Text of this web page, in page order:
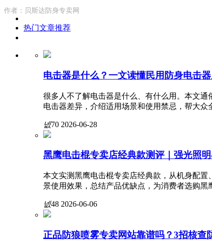
作者：贝斯达防身专卖网
热门文章推荐
电击器是什么？一文读懂民用防身电击
很多人不了解电击器是什么、有什么用。本文
电击器差异，介绍适用场景和使用禁忌，帮大众
넶70 2026-06-28
黑鹰电击棍专卖店经典款测评｜强光照
本文实测黑鹰电击棍专卖店经典款，从机身配
景使用效果，总结产品优缺点，为消费者选购黑
넶48 2026-06-06
正品防狼喷雾专卖网站靠谱吗？3招核查